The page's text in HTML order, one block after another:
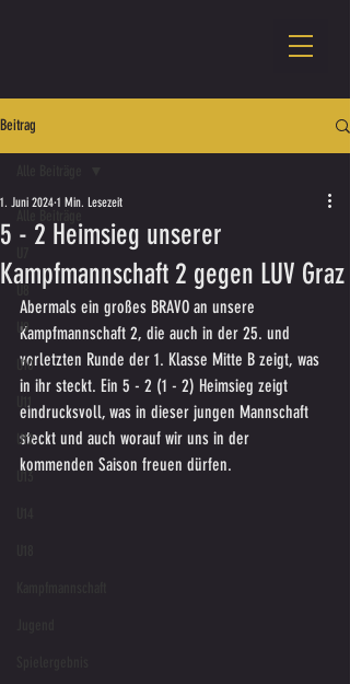
Beitrag
U8
U9
U10
U11
U12
U13
5 - 2 Heimsieg unserer
Kampfmannschaft 2 gegen LUV Graz
1. Juni 2024 1 Min. Lesezeit
Abermals ein großes BRAVO an unsere
Kampfmannschaft 2, die auch in der 25. und
vorletzten Runde der 1. Klasse Mitte B zeigt, was
in ihr steckt. Ein 5 - 2 (1 - 2) Heimsieg zeigt
eindrucksvoll, was in dieser jungen Mannschaft
steckt und auch worauf wir uns in der
kommenden Saison freuen dürfen.